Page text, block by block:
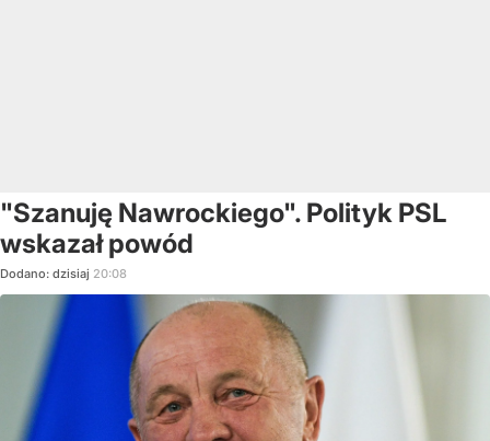
"Szanuję Nawrockiego". Polityk PSL
wskazał powód
Dodano: dzisiaj 20:08